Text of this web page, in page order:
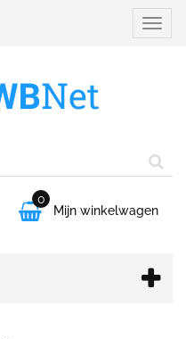

0
Mijn winkelwagen